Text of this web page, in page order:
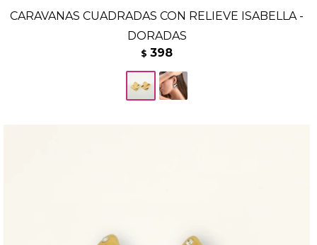
CARAVANAS CUADRADAS CON RELIEVE ISABELLA -
DORADAS
$ 398